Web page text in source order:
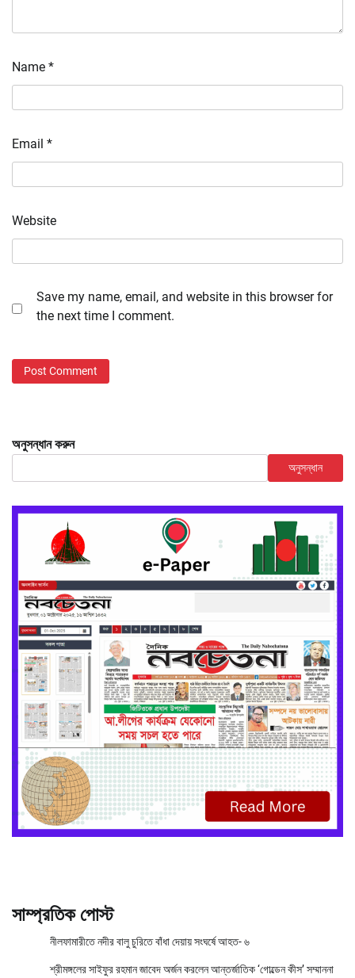
Name *
Email *
Website
Save my name, email, and website in this browser for
the next time I comment.
অনুসন্ধান করুন
অনুসন্ধান
সাম্প্রতিক পোস্ট
নীলফামারীতে নদীর বালু চুরিতে বাঁধা দেয়ায় সংঘর্ষে আহত- ৬
শ্রীমঙ্গলের সাইফুর রহমান জাবেদ অর্জন করলেন আন্তর্জাতিক ‘গোল্ডেন কীস’ সম্মাননা